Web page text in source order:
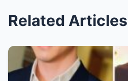
Related Articles